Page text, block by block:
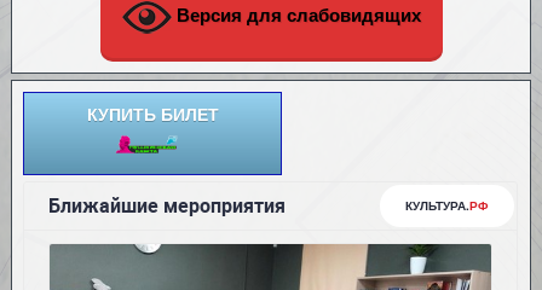
Версия для слабовидящих
КУПИТЬ БИЛЕТ